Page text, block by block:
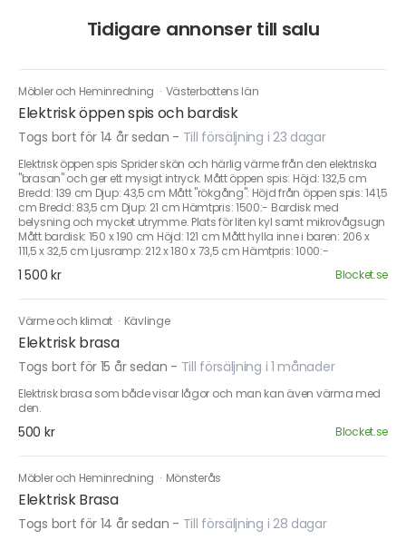
Tidigare annonser till salu
Möbler och Heminredning · Västerbottens län
Elektrisk öppen spis och bardisk
Togs bort för 14 år sedan - Till försäljning i 23 dagar
Elektrisk öppen spis Sprider skön och härlig värme från den elektriska
"brasan" och ger ett mysigt intryck. Mått öppen spis: Höjd: 132,5 cm
Bredd: 139 cm Djup: 43,5 cm Mått "rökgång": Höjd från öppen spis: 141,5
cm Bredd: 83,5 cm Djup: 21 cm Hämtpris: 1500:- Bardisk med
belysning och mycket utrymme. Plats för liten kyl samt mikrovågsugn
Mått bardisk: 150 x 190 cm Höjd: 121 cm Mått hylla inne i baren: 206 x
111,5 x 32,5 cm Ljusramp: 212 x 180 x 73,5 cm Hämtpris: 1000:-
1 500 kr Blocket.se
Värme och klimat · Kävlinge
Elektrisk brasa
Togs bort för 15 år sedan - Till försäljning i 1 månader
Elektrisk brasa som både visar lågor och man kan även värma med
den.
500 kr Blocket.se
Möbler och Heminredning · Mönsterås
Elektrisk Brasa
Togs bort för 14 år sedan - Till försäljning i 28 dagar